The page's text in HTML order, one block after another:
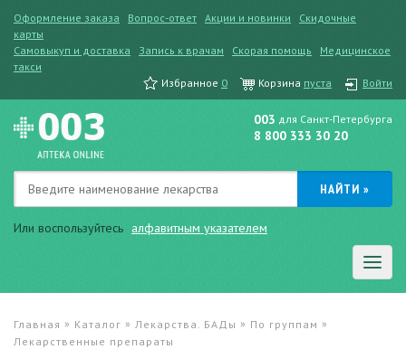
Оформление заказа Вопрос-ответ Акции и новинки
Скидочные
карты
Самовыкуп и доставка
Запись к врачам Скорая помощь
Медицинское
такси
Избранное 0 Корзина пуста Войти
Или воспользуйтесь алфавитным указателем
003 для Санкт-Петербурга
8 800 333 30 20
Главная » Каталог » Лекарства. БАДы » По группам »
Лекарственные препараты